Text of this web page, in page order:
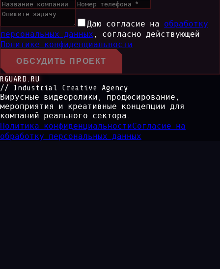
Даю согласие на
обработку
персональных данных ,
согласно действующей
Политике конфиденциальности
ОБСУДИТЬ ПРОЕКТ
RGUARD.RU
// Industrial Creative Agency
Вирусные видеоролики, продюсирование,
мероприятия и креативные концепции для
компаний реального сектора.
Политика конфиденциальностиСогласие на
обработку персональных данных